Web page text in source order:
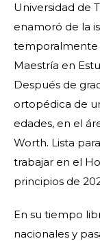
Universidad de
enamoró de la
temporalmente
Maestría en
Después de
ortopédica de
edades, en el
Worth. Lista
trabajar en el
principios de
En su tiempo
nacionales y